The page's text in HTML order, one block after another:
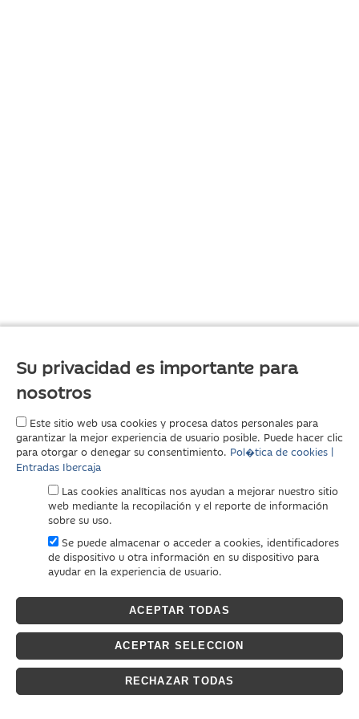
Su privacidad es importante para
nosotros
Este sitio web usa cookies y procesa datos personales para
garantizar la mejor experiencia de usuario posible. Puede hacer clic
para otorgar o denegar su consentimiento. Pol�tica de cookies |
Entradas Ibercaja
Las cookies analíticas nos ayudan a mejorar nuestro sitio
web mediante la recopilación y el reporte de información
sobre su uso.
Se puede almacenar o acceder a cookies, identificadores
de dispositivo u otra información en su dispositivo para
ayudar en la experiencia de usuario.
ACEPTAR TODAS
ACEPTAR SELECCION
RECHAZAR TODAS